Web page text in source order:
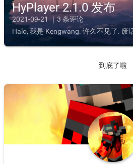
HyPlayer 2.1.0 发布
2021-09-21 ｜3 条评论
到底了啦